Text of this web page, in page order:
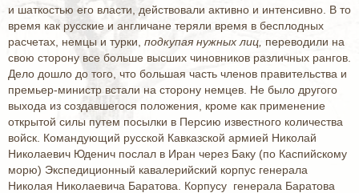
и шаткостью его власти, действовали активно и интенсивно. В то
время как русские и англичане теряли время в бесплодных
расчетах, немцы и турки, подкупая нужных лиц переводили на
свою сторону все больше высших чиновников различных рангов.
Дело дошло до того, что большая часть членов правительства и
премьер-министр встали на сторону немцев. Не было другого
выхода из создавшегося положения, кроме как применение
открытой силы путем посылки в Персию известного количества
войск. Командующий русской Кавказской армией Николай
Николаевич Юденич послал в Иран через Баку (по Каспийскому
морю) Экспедиционный кавалерийский корпус генерала
Николая Николаевича Баратова. Корпусу генерала Баратова